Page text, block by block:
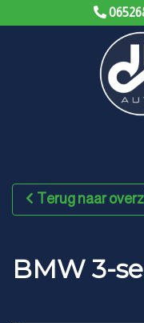
Terug naar
BMW 3-